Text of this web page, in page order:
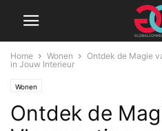
Home Wonen
Ontdek de Magie
in Jouw Interieur
Wonen
Ontdek de